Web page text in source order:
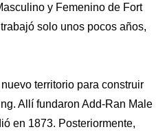
y Femenino de Fort
solo unos pocos años,
territorio para construir
Allí fundaron Add-Ran Male
en 1873. Posteriormente,